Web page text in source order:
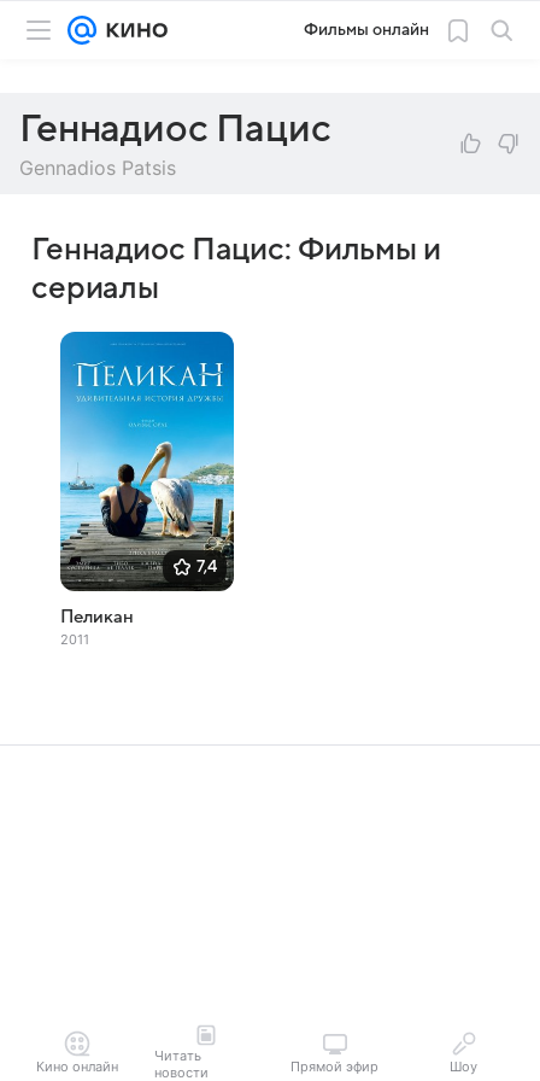
Фильмы онлайн
Геннадиос Пацис
Gennadios Patsis
Геннадиос Пацис: Фильмы и
сериалы
7,4
Пеликан
2011
Кино онлайн
Читать
новости
Прямой эфир Шоу